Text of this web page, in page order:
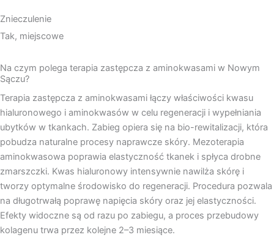
Znieczulenie
Tak, miejscowe
Na czym polega terapia zastępcza z aminokwasami w Nowym
Sączu?
Terapia zastępcza z aminokwasami łączy właściwości kwasu
hialuronowego i aminokwasów w celu regeneracji i wypełniania
ubytków w tkankach. Zabieg opiera się na bio-rewitalizacji, która
pobudza naturalne procesy naprawcze skóry. Mezoterapia
aminokwasowa poprawia elastyczność tkanek i spłyca drobne
zmarszczki. Kwas hialuronowy intensywnie nawilża skórę i
tworzy optymalne środowisko do regeneracji. Procedura pozwala
na długotrwałą poprawę napięcia skóry oraz jej elastyczności.
Efekty widoczne są od razu po zabiegu, a proces przebudowy
kolagenu trwa przez kolejne 2–3 miesiące.